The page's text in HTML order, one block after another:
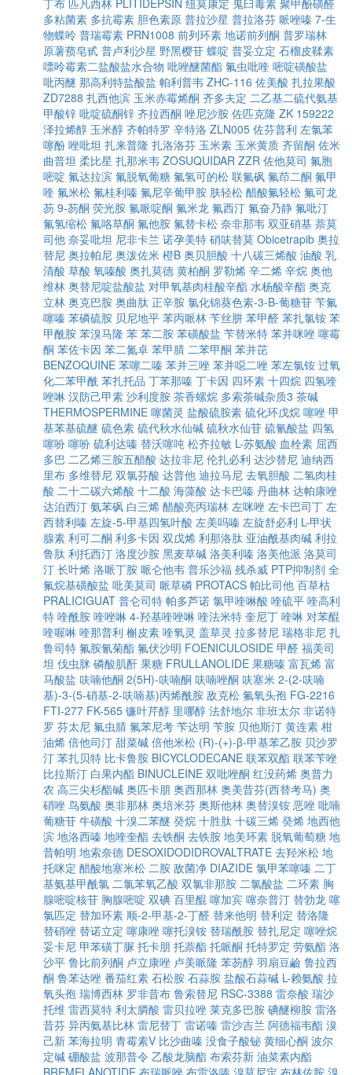
丁布 匹凡西林 PLITIDEPSIN 纽莫康定 鬼臼毒素 聚甲酚磺醛
多粘菌素 多抗霉素 胆色素原 普拉沙星 普拉洛芬 哌唑嗪 7-生
物蝶呤 普瑞霉素 PRN1008 前列环素 地诺前列酮 普罗瑞林
原薯蓣皂甙 普卢利沙星 野黑樱苷 蝶啶 普妥立定 石榴皮鞣素
嘌呤霉素二盐酸盐水合物 吡唑醚菌酯 氟虫吡喹 嘧啶磺酸盐
吡丙醚 那高利特盐酸盐 帕利普韦 ZHC-116 佐美酸 扎拉果酸
ZD7288 扎西他滨 玉米赤霉烯酮 齐多夫定 二乙基二硫代氨基
甲酸锌 吡啶硫酮锌 齐拉西酮 唑尼沙胺 佐匹克隆 ZK 159222
泽拉烯醇 玉米醇 齐帕特罗 辛特洛 ZLN005 佐芬普利 左氯苯
噻酚 唑吡坦 扎来普隆 扎洛洛芬 玉米素 玉米黄质 齐留酮 佐米
曲普坦 柔比星 扎那米韦 ZOSUQUIDAR ZZR 佐他莫司 氟胞
嘧啶 氟达拉滨 氟脱氧葡糖 氟氢可的松 联氟砜 氟茚二酮 氟甲
喹 氟米松 氟桂利嗪 氟尼辛葡甲胺 肤轻松 醋酸氟轻松 氟可龙
芴 9-芴酮 荧光胺 氟哌啶酮 氟米龙 氟西汀 氟奋乃静 氟吡汀
氟氢缩松 氟咯草酮 氟他胺 氟替卡松 奈非那韦 双亚硝基 萘莫
司他 奈妥吡坦 尼非卡兰 诺孕美特 硝呋替莫 Obicetrapib 奥拉
替尼 奥拉帕尼 奥泼佐米 橙B 奥贝胆酸 十八碳三烯酸 油酸 乳
清酸 草酸 氧嗪酸 奥扎莫德 黄柏酮 罗勒烯 辛二烯 辛烷 奥他
维林 奥替尼啶盐酸盐 对甲氧基肉桂酸辛酯 水杨酸辛酯 奥克
立林 奥克巴胺 奥曲肽 正辛胺 氯化锦葵色素-3-Β-葡糖苷 苄氟
噻嗪 苯磷硫胺 贝尼地平 苯丙哌林 苄丝肼 苯甲醛 苯扎氯铵 苯
甲酰胺 苯溴马隆 苯 苯二胺 苯磺酸盐 苄替米特 苯并咪唑 噻霉
酮 苯佐卡因 苯二氮卓 苯甲腈 二苯甲酮 苯并芘
BENZOQUINE 苯噻二嗪 苯并三唑 苯并噁二唑 苯左氯铵 过氧
化二苯甲酰 苯扎托品 丁苯那嗪 丁卡因 四环素 十四烷 四氢喹
唑啉 汉防己甲素 沙利度胺 茶香螺烷 多索茶碱杂质3 茶碱
THERMOSPERMINE 噻菌灵 盐酸硫胺素 硫化环戊烷 噻唑 甲
基苯基硫醚 硫色素 硫代秋水仙碱 硫秋水仙苷 硫氰酸盐 四氢
噻吩 噻吩 硫利达嗪 替沃噻吨 松齐拉敏 L-苏氨酸 血栓素 屈西
多巴 二乙烯三胺五醋酸 达拉非尼 伦扎必利 达沙替尼 迪纳西
里布 多维替尼 双氯芬酸 达普他 迪拉马尼 去氧胆酸 二氢肉桂
酸 二十二碳六烯酸 十二酸 海藻酸 达卡巴嗪 丹曲林 达帕康唑
达泊西汀 氨苯砜 白三烯 醋酸亮丙瑞林 左咪唑 左卡巴司丁 左
西替利嗪 左旋-5-甲基四氢叶酸 左美吗嗪 左旋舒必利 L-甲状
腺素 利可二酮 利多卡因 双戊烯 利那洛肽 亚油酰基肉碱 利拉
鲁肽 利托西汀 洛度沙胺 黑麦草碱 洛美利嗪 洛美他派 洛莫司
汀 长叶烯 洛哌丁胺 哌仑他韦 普乐沙福 残杀威 PTP抑制剂 全
氟烷基磺酸盐 吡美莫司 哌草磷 PROTACS 帕比司他 百草枯
PRALICIGUAT 普仑司特 帕多芦诺 氯甲喹啉酸 喹硫平 喹高利
特 喹酰胺 喹唑啉 4-羟基喹唑啉 喹法米特 奎尼丁 喹啉 对苯醌
喹喔啉 喹那普利 槲皮素 喹氧灵 盖草灵 拉多替尼 瑞格非尼 扎
鲁司特 氟胺氰菊酯 氟伏沙明 FOENICULOSIDE 甲醛 福美司
坦 伐虫脒 磷酸肌酐 果糖 FRULLANOLIDE 果糖嗪 富瓦烯 富
马酸盐 呋喃他酮 2(5H)-呋喃酮 呋喃唑酮 呋塞米 2-(2-呋喃
基)-3-(5-硝基-2-呋喃基)丙烯酰胺 敌克松 氟氧头孢 FG-2216
FTI-277 FK-565 镰叶芹醇 里哪醇 法舒地尔 非班太尔 非诺特
罗 芬太尼 氟虫腈 氟苯尼考 苄达明 苄胺 贝他斯汀 黄连素 柑
油烯 倍他司汀 甜菜碱 倍他米松 (R)-(+)-β-甲基苯乙胺 贝沙罗
汀 苯扎贝特 比卡鲁胺 BICYCLODECANE 联苯双酯 联苯苄唑
比拉斯汀 白果内酯 BINUCLEINE 双吡唑酮 红没药烯 奥普力
农 高三尖杉酯碱 奥匹卡朋 奥西那林 奥美昔芬(西替考马) 奥
硝唑 鸟氨酸 奥非那林 奥培米芬 奥斯他林 奥替溴铵 恶唑 吡喃
葡糖苷 牛磺酸 十溴二苯醚 癸烷 十胜肽 十碳三烯 癸烯 地西他
滨 地洛西嗪 地喹奎酯 去铁酮 去铁胺 地美环素 脱氧葡萄糖 地
昔帕明 地索奈德 DESOXIDODIDROVALTRATE 去羟米松 地
托咪定 醋酸地塞米松 二胺 敌菌净 DIAZIDE 氯甲苯噻嗪 二丁
基氨基甲酰氯 二氯苯氧乙酸 双氯非那胺 二氯酸盐 二环素 胸
腺嘧啶核苷 胸腺嘧啶 双碘 百里醌 噻加宾 噻奈普汀 替勃龙 噻
氯匹定 替加环素 顺-2-甲基-2-丁醛 替来他明 替利定 替洛隆
替硝唑 替诺立定 噻康唑 噻托溴铵 替瑞酰胺 替扎尼定 噻唑烷
妥卡尼 甲苯磺丁脲 托卡朋 托萘酯 托哌酮 托特罗定 劳氨酯 洛
沙平 鲁比前列酮 卢立康唑 卢美哌隆 苯芴醇 羽扇豆鹼 鲁拉西
酮 鲁苯达唑 番茄红素 石松胺 石蒜胺 盐酸石蒜碱 L-赖氨酸 拉
氧头孢 瑞博西林 罗非昔布 鲁索替尼 RSC-3388 雷奈酸 瑞沙
托维 雷西莫特 利太膦酸 雷贝拉唑 莱克多巴胺 碘醚柳胺 雷洛
昔芬 异丙氨基比林 雷尼替丁 雷诺嗪 雷沙吉兰 阿德福韦酯 溴
己新 苯海拉明 青霉素V 比沙曲嗪 没食子酸铋 黄细心酮 波尔
定碱 硼酸盐 波那普令 乙酸龙脑酯 布索芬新 油菜素内酯
BREMELANOTIDE 布瑞哌唑 布雷洛嗪 溴莫尼定 布林佐胺 溴